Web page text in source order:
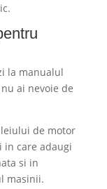
la manualul
ai nevoie de
de motor
in care adaugi
si in
masinii.